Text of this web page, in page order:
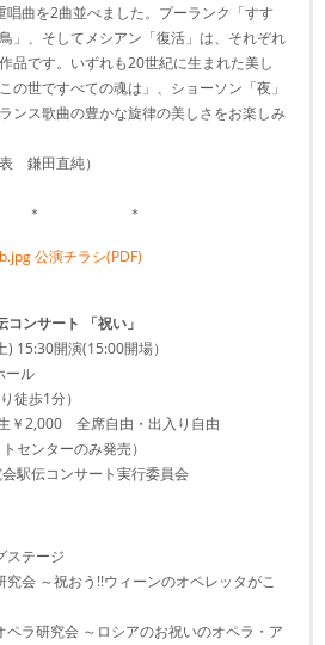
曲を2曲並べました。プーランク「すす
」、そしてメシアン「復活」は、それぞれ
品です。いずれも20世紀に生まれた美し
の世ですべての魂は」、ショーソン「夜」
ンス歌曲の豊かな旋律の美しさをお楽しみ
鎌田直純）
＊
公演チラシ(PDF)
ンサート 「祝い」
15:30開演(15:00開場）
ール
徒歩1分）
￥2,000 全席自由・出入り自由
センターのみ発売）
駅伝コンサート実行委員会
ステージ
会 ～祝おう!!ウィーンのオペレッタがこ
ラ研究会 ～ロシアのお祝いのオペラ・ア